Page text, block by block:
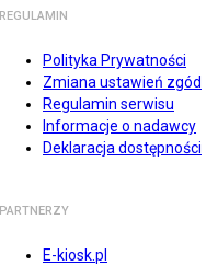
REGULAMIN
Polityka Prywatności
Zmiana ustawień zgód
Regulamin serwisu
Informacje o nadawcy
Deklaracja dostępności
PARTNERZY
E-kiosk.pl